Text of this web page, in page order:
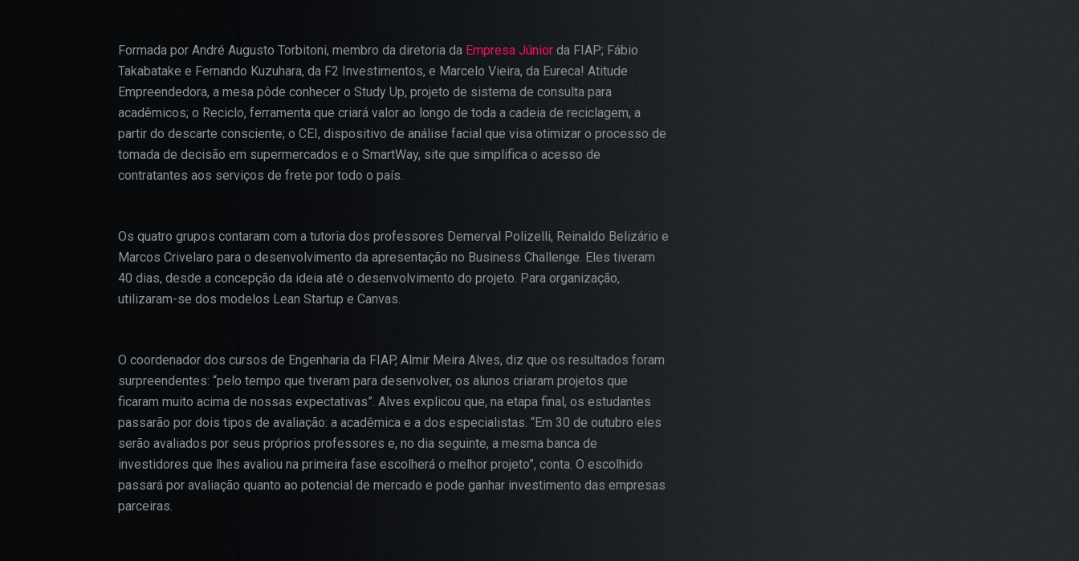
Formada por André Augusto Torbitoni, membro da diretoria da Empresa Júnior da FIAP; Fábio
Takabatake e Fernando Kuzuhara, da F2 Investimentos, e Marcelo Vieira, da Eureca! Atitude
Empreendedora, a mesa pôde conhecer o Study Up, projeto de sistema de consulta para
acadêmicos; o Reciclo, ferramenta que criará valor ao longo de toda a cadeia de reciclagem, a
partir do descarte consciente; o CEI, dispositivo de análise facial que visa otimizar o processo de
tomada de decisão em supermercados e o SmartWay, site que simplifica o acesso de
contratantes aos serviços de frete por todo o país.
Os quatro grupos contaram com a tutoria dos professores Demerval Polizelli, Reinaldo Belizário e
Marcos Crivelaro para o desenvolvimento da apresentação no Business Challenge. Eles tiveram
40 dias, desde a concepção da ideia até o desenvolvimento do projeto. Para organização,
utilizaram-se dos modelos Lean Startup e Canvas.
O coordenador dos cursos de Engenharia da FIAP, Almir Meira Alves, diz que os resultados foram
surpreendentes: “pelo tempo que tiveram para desenvolver, os alunos criaram projetos que
ficaram muito acima de nossas expectativas”. Alves explicou que, na etapa final, os estudantes
passarão por dois tipos de avaliação: a acadêmica e a dos especialistas. “Em 30 de outubro eles
serão avaliados por seus próprios professores e, no dia seguinte, a mesma banca de
investidores que lhes avaliou na primeira fase escolherá o melhor projeto”, conta. O escolhido
passará por avaliação quanto ao potencial de mercado e pode ganhar investimento das empresas
parceiras.